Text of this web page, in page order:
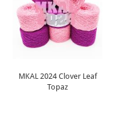
MKAL 2024 Clover Leaf
Topaz